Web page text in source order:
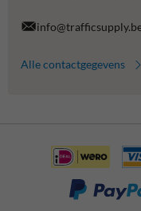
Alle contactgegevens